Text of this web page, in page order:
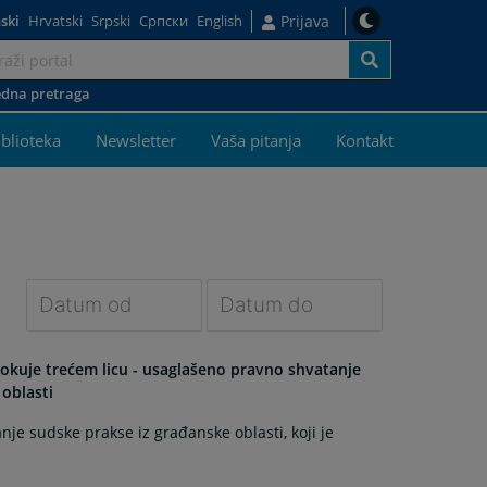
Hrvatski Srpski Српски English Prijava
pretraga
Newsletter Vaša pitanja Kontakt
forward
to
with
forward
with
trećem licu - usaglašeno pravno shvatanje
oblasti
sudske prakse iz građanske oblasti, koji je